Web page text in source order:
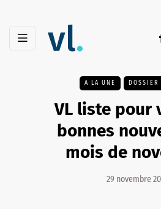
A LA UNE
VL liste pour
bonnes
mois de
29 novembre